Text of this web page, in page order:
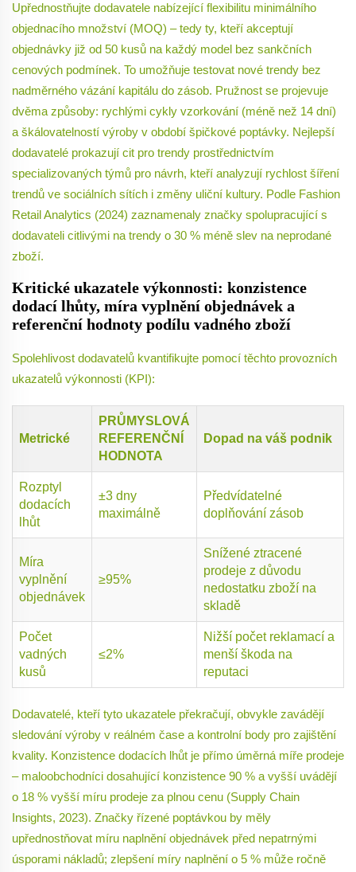
Upřednostňujte dodavatele nabízející flexibilitu minimálního
objednacího množství (MOQ) – tedy ty, kteří akceptují
objednávky již od 50 kusů na každý model bez sankčních
cenových podmínek. To umožňuje testovat nové trendy bez
nadměrného vázání kapitálu do zásob. Pružnost se projevuje
dvěma způsoby: rychlými cykly vzorkování (méně než 14 dní)
a škálovatelností výroby v období špičkové poptávky. Nejlepší
dodavatelé prokazují cit pro trendy prostřednictvím
specializovaných týmů pro návrh, kteří analyzují rychlost šíření
trendů ve sociálních sítích i změny uliční kultury. Podle Fashion
Retail Analytics (2024) zaznamenaly značky spolupracující s
dodavateli citlivými na trendy o 30 % méně slev na neprodané
zboží.
Kritické ukazatele výkonnosti: konzistence
dodací lhůty, míra vyplnění objednávek a
referenční hodnoty podílu vadného zboží
Spolehlivost dodavatelů kvantifikujte pomocí těchto provozních
ukazatelů výkonnosti (KPI):
Metrické
PRŮMYSLOVÁ
REFERENČNÍ
HODNOTA
Dopad na váš podnik
Rozptyl
dodacích
lhůt
±3 dny
maximálně
Předvídatelné
doplňování zásob
Míra
vyplnění
objednávek
≥95%
Snížené ztracené
prodeje z důvodu
nedostatku zboží na
skladě
Počet
vadných
kusů
≤2%
Nižší počet reklamací a
menší škoda na
reputaci
Dodavatelé, kteří tyto ukazatele překračují, obvykle zavádějí
sledování výroby v reálném čase a kontrolní body pro zajištění
kvality. Konzistence dodacích lhůt je přímo úměrná míře prodeje
– maloobchodníci dosahující konzistence 90 % a vyšší uvádějí
o 18 % vyšší míru prodeje za plnou cenu (Supply Chain
Insights, 2023). Značky řízené poptávkou by měly
upřednostňovat míru naplnění objednávek před nepatrnými
úsporami nákladů; zlepšení míry naplnění o 5 % může ročně